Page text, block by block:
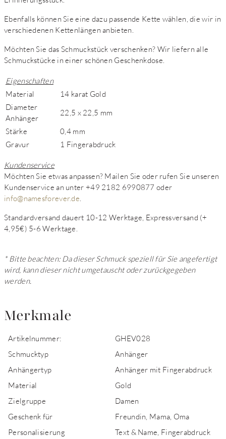
Ebenfalls können Sie eine dazu passende Kette wählen, die wir in
verschiedenen Kettenlängen anbieten.
Möchten Sie das Schmuckstück verschenken? Wir liefern alle
Schmuckstücke in einer schönen Geschenkdose.
Eigenschaften
Material
14 karat Gold
Diameter
Anhänger
22,5 x 22,5 mm
Stärke
0,4 mm
Gravur
1 Fingerabdruck
Kundenservice
Möchten Sie etwas anpassen? Mailen Sie oder rufen Sie unseren
Kundenservice an unter +49 2182 6990877 oder
info@namesforever.de
Standardversand dauert 10-12 Werktage, Expressversand (+
4,95€) 5-6 Werktage.
* Bitte beachten: Da dieser Schmuck speziell für Sie angefertigt
wird, kann dieser nicht umgetauscht oder zurückgegeben
werden.
Merkmale
Artikelnummer:
GHEV028
Schmucktyp
Anhänger
Anhängertyp
Anhänger mit Fingerabdruck
Material
Gold
Zielgruppe
Damen
Geschenk für
Freundin, Mama, Oma
Personalisierung
Text & Name, Fingerabdruck